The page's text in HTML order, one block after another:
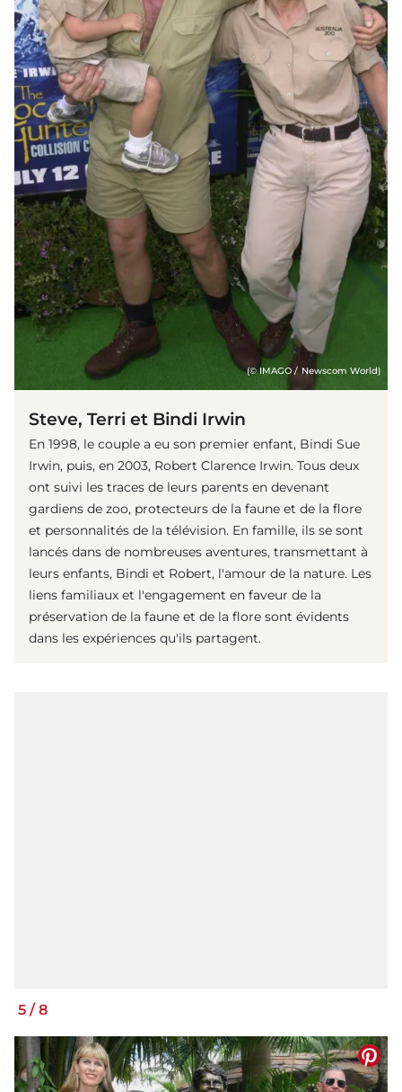
(© IMAGO / Newscom World)
Steve, Terri et Bindi Irwin
En 1998, le couple a eu son premier enfant, Bindi Sue
Irwin, puis, en 2003, Robert Clarence Irwin. Tous deux
ont suivi les traces de leurs parents en devenant
gardiens de zoo, protecteurs de la faune et de la flore
et personnalités de la télévision. En famille, ils se sont
lancés dans de nombreuses aventures, transmettant à
leurs enfants, Bindi et Robert, l'amour de la nature. Les
liens familiaux et l'engagement en faveur de la
préservation de la faune et de la flore sont évidents
dans les expériences qu'ils partagent.
5 /8